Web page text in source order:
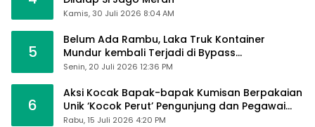
Kamis, 30 Juli 2026 8:04 AM
5
Belum Ada Rambu, Laka Truk Kontainer
Mundur kembali Terjadi di Bypass
Sumpallabbu
Senin, 20 Juli 2026 12:36 PM
6
Aksi Kocak Bapak-bapak Kumisan Berpakaian
Unik ‘Kocok Perut’ Pengunjung dan Pegawai
Alfamart, Ngaku Aktifkan Layar Sentuh Atm
Rabu, 15 Juli 2026 4:20 PM